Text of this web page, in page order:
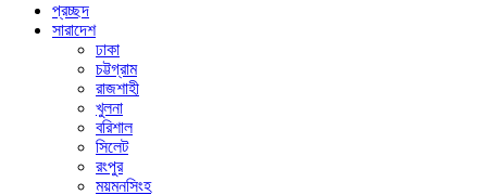
প্রচ্ছদ
সারাদেশ
ঢাকা
চট্টগ্রাম
রাজশাহী
খুলনা
বরিশাল
সিলেট
রংপুর
ময়মনসিংহ